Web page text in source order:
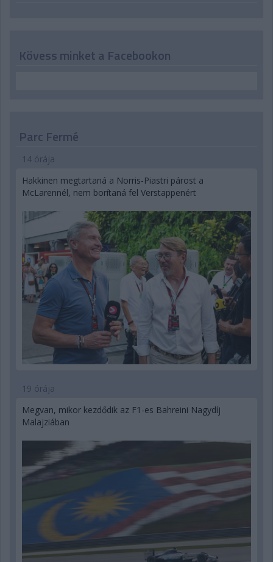
Kövess minket a Facebookon
Parc Fermé
14 órája
Hakkinen megtartaná a Norris-Piastri párost a
McLarennél, nem borítaná fel Verstappenért
19 órája
Megvan, mikor kezdődik az F1-es Bahreini Nagydíj
Malajziában